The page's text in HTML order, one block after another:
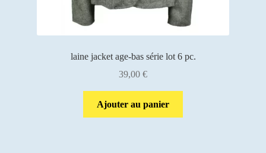
laine jacket age-bas série lot 6 pc.
39,00 €
Ajouter au panier